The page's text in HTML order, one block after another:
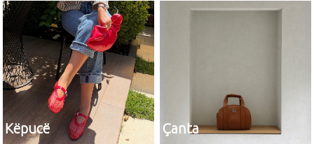
Këpucë Çanta